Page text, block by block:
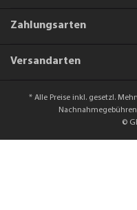
Zahlungsarten
Versandarten
* Alle Preise inkl. gesetzl.
©